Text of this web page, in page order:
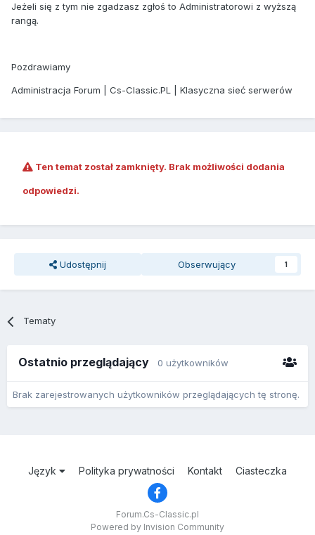
Jeżeli się z tym nie zgadzasz zgłoś to Administratorowi z wyższą
rangą.
Pozdrawiamy
Administracja Forum | Cs-Classic.PL | Klasyczna sieć serwerów
Ten temat został zamknięty. Brak możliwości dodania
odpowiedzi.
Udostępnij Obserwujący 1
Tematy
Ostatnio przeglądający 0 użytkowników
Brak zarejestrowanych użytkowników przeglądających tę stronę.
Język Polityka prywatności Kontakt Ciasteczka
Forum.Cs-Classic.pl
Powered by Invision Community